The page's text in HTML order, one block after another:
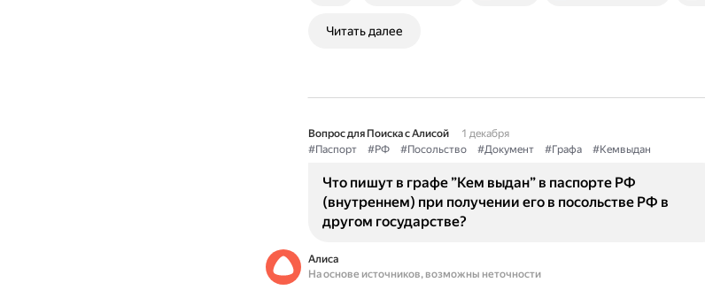
Читать далее
Вопрос для Поиска с Алисой
1 декабря
#Паспорт
#РФ #Посольство #Документ #Графа #Кемвыдан
Что пишут в графе ”Кем выдан” в паспорте РФ
(внутреннем) при получении его в посольстве РФ в
другом государстве?
Алиса
На основе источников, возможны неточности